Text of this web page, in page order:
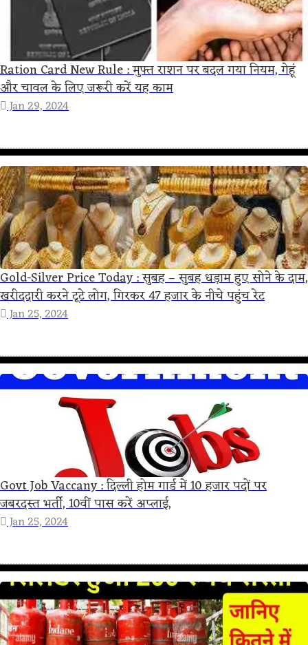
Ration Card New Rule : मुफ्त राशन पर बदल गया नियम, गेहूं
और चावल के लिए जरूरी करें यह काम
Jan 29, 2024
Gold-Silver Price Today : सुबह – सुबह धड़ाम हुए सोने के दाम,
खरीददारी करने टूटे लोग, गिरकर 47 हजार के नीचे पहुंच रेट
Jan 25, 2024
Govt Job Vaccany : दिल्ली होम गार्ड में 10 हजार पदों पर
जबरदस्त भर्ती, 10वीं पास करें अप्लाई,
Jan 25, 2024